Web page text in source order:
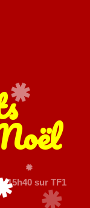
15h40 sur TF1